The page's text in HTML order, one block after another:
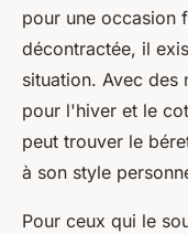
pour une occasion
décontractée, il
situation. Avec des
pour l'hiver et le
peut trouver le
à son style
Pour ceux qui le